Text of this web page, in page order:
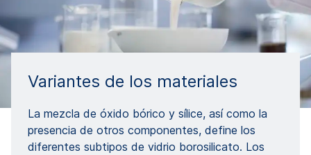
Variantes de los materiales
La mezcla de óxido bórico y sílice, así como la
presencia de otros componentes, define los
diferentes subtipos de vidrio borosilicato. Los